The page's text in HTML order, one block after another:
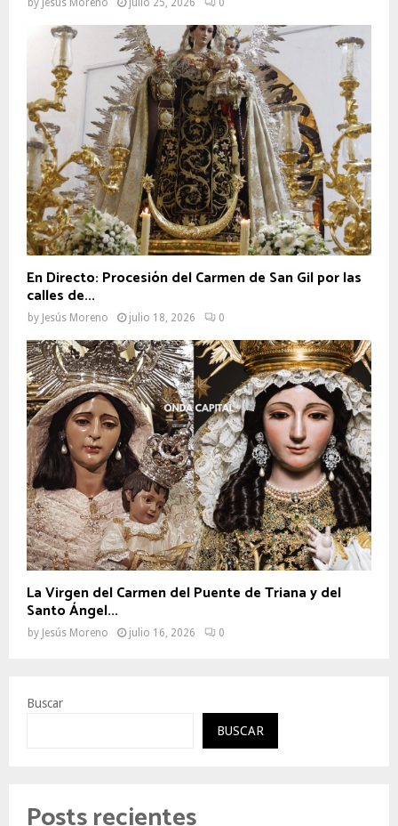
by Jesús Moreno julio 25, 2026 0
En Directo: Procesión del Carmen de San Gil por las
calles de...
by Jesús Moreno julio 18, 2026 0
La Virgen del Carmen del Puente de Triana y del
Santo Ángel...
by Jesús Moreno julio 16, 2026 0
Buscar
BUSCAR
Posts recientes